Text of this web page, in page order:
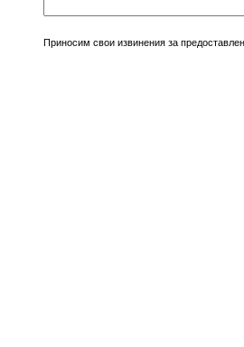
Приносим свои извинения за